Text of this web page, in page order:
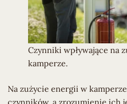
Czynniki wpływające na
kamperze.
Na zużycie energii w